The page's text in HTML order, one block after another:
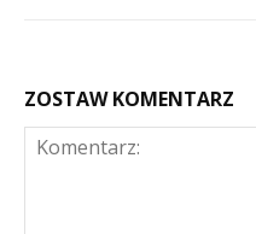
ZOSTAW KOMENTARZ